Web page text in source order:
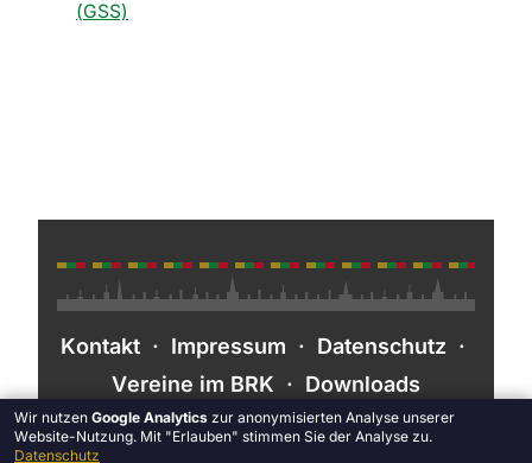
Wir nutzen Google Analytics zur anonymisierten Analyse unserer
Website-Nutzung. Mit "Erlauben" stimmen Sie der Analyse zu.
Datenschutz
(GSS)
Kontakt · Impressum · Datenschutz ·
Vereine im BRK · Downloads